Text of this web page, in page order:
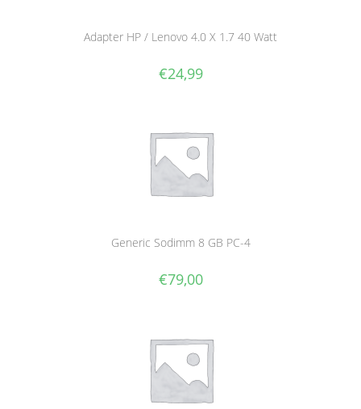
Adapter HP / Lenovo 4.0 X 1.7 40 Watt
€24,99
Generic Sodimm 8 GB PC-4
€79,00